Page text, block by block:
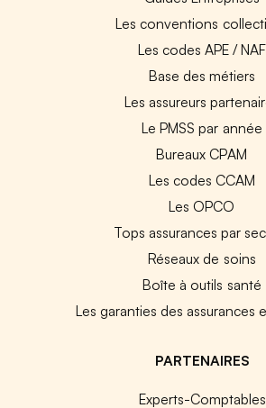
Les conventions
Les codes APE / NAF
Base des métiers
Les assureurs
Le PMSS par année
Bureaux CPAM
Les codes CCAM
Les OPCO
Tops assurances par
Réseaux de soins
Boîte à outils santé
Les garanties des assurances
PARTENAIRES
Experts-Comptables